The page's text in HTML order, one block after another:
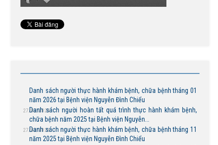
Danh sách người thực hành khám bệnh, chữa bệnh tháng 01
năm 2026 tại Bệnh viện Nguyễn Đình Chiểu
27/02/2026
Danh sách người hoàn tất quá trình thực hành khám bệnh,
chữa bệnh năm 2025 tại Bệnh viện Nguyễn...
27/02/2026
Danh sách người thực hành khám bệnh, chữa bệnh tháng 11
năm 2025 tại Bệnh viện Nguyễn Đình Chiểu